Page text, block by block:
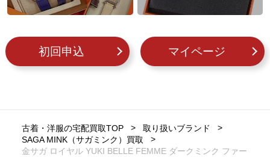
初回申込 マイページ
古着・洋服の宅配買取TOP
取り扱いブランド
SAGA MINK（サガミンク）買取
金サガ ロイヤル YUKI BELLE FEMME ダークミンク ファー